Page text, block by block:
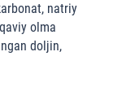
natriy
olma
doljin,